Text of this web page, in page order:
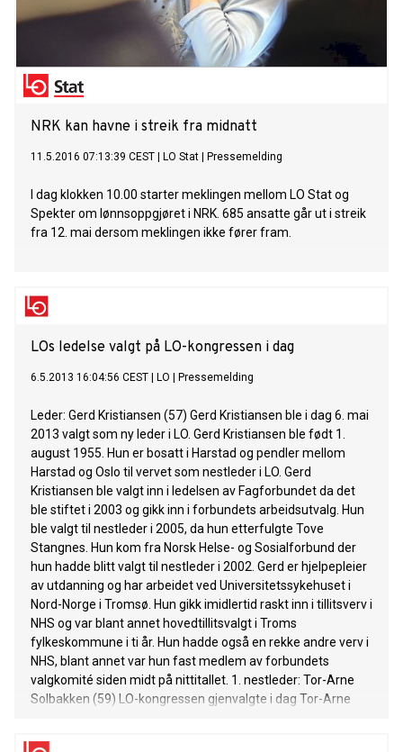
NRK kan havne i streik fra midnatt
11.5.2016 07:13:39 CEST LO Stat Pressemelding
I dag klokken 10.00 starter meklingen mellom LO Stat og
Spekter om lønnsoppgjøret i NRK. 685 ansatte går ut i streik
fra 12. mai dersom meklingen ikke fører fram.
LOs ledelse valgt på LO-kongressen i dag
6.5.2013 16:04:56 CEST LO Pressemelding
Leder: Gerd Kristiansen (57) Gerd Kristiansen ble i dag 6. mai
2013 valgt som ny leder i LO. Gerd Kristiansen ble født 1.
august 1955. Hun er bosatt i Harstad og pendler mellom
Harstad og Oslo til vervet som nestleder i LO. Gerd
Kristiansen ble valgt inn i ledelsen av Fagforbundet da det
ble stiftet i 2003 og gikk inn i forbundets arbeidsut­valg. Hun
ble valgt til nestleder i 2005, da hun etterful­gte Tove
Stangnes. Hun kom fra Norsk Helse- og Sosialforbund der
hun hadde blitt valgt til nestleder i 2002. Gerd er hjelpepleier
av utdanning og har arbeidet ved Universitetssykehuset i
Nord-Norge i Tromsø. Hun gikk imi­dlertid raskt inn i tillitsverv i
NHS og var blant annet hovedtillitsvalgt i Troms
fylkeskommune i ti år. Hun hadde også en rekke andre verv i
NHS, blant annet var hun fast medlem av forbundets
valgkomité siden midt på nittitallet. 1. nestleder: Tor-Arne
Solbakken (59) LO-kongressen gjenvalgte i dag Tor-Arne